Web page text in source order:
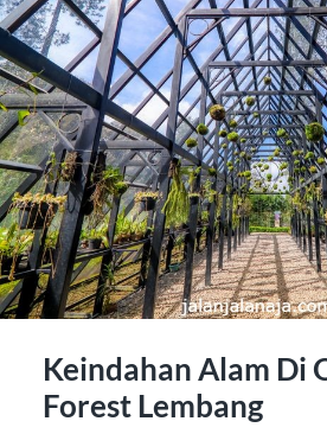
Keindahan Alam Di
Forest Lembang